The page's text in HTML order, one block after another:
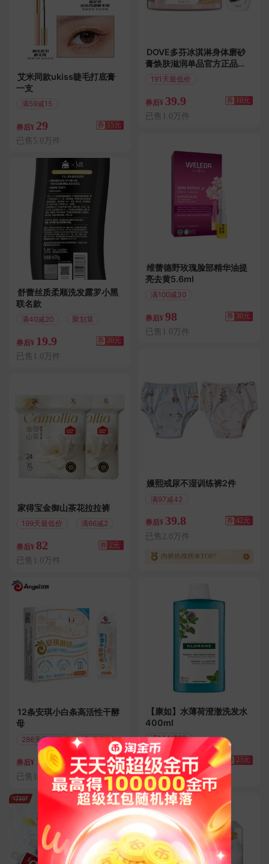
艾米同款ukiss睫毛打底膏
一支
满59减15
券后¥ 29 券 15元
已售5.0万件
舒蕾丝质柔顺洗发露罗小黑
联名款
满40减20 聚划算
券后¥ 19.9 券 20元
已售1.0万件
家得宝金御山茶花拉拉裤
199天最低价 满66减2
券后¥ 82 券 2元
已售1.0万件
12条安琪小白条高活性干酵
母
286天最低价 满17减4
券后¥ 12.9 券 4元
已售10.0万件
DOVE多芬冰淇淋身体磨砂
膏焕肤滋润单品官方正品
280g多香
191天最低价
券后¥ 39.9 券 10元
已售1.0万件
维蕾德野玫瑰脸部精华油提
亮去黄5.6ml
满100减30
券后¥ 98 券 30元
已售1.0万件
嫚熙戒尿不湿训练裤2件
满97减42
券后¥ 39.8 券 42元
已售2.0万件
内裤热搜榜单TOP7
【康如】水薄荷澄澈洗发水
400ml
满104减23
偏远地区包邮
券后¥68 券 23元
已售5000件